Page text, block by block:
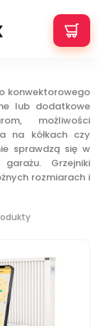
konwektorowego
lub dodatkowe
możliwości
na kółkach czy
sprawdzą się w
Grzejniki
rozmiarach i